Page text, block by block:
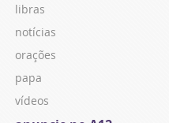
libras
notícias
orações
papa
vídeos